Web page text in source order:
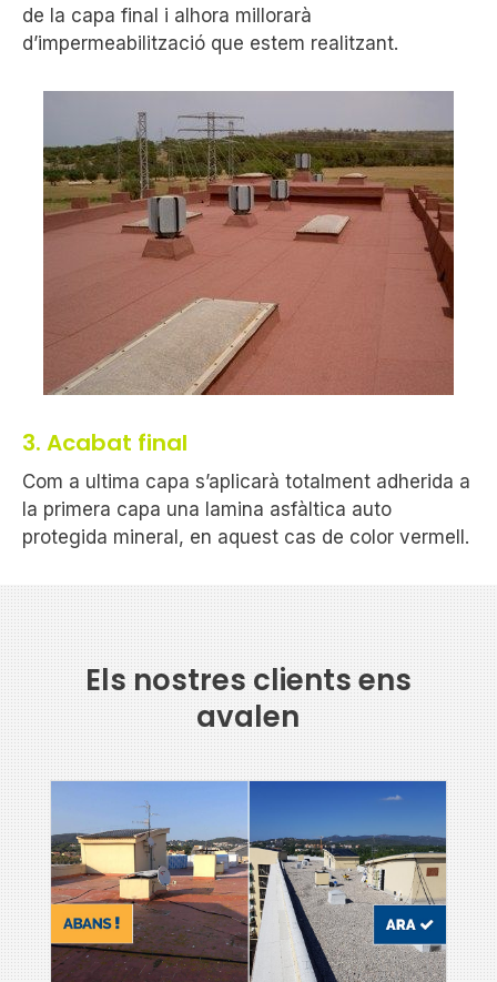
de la capa final i alhora millorarà
d’impermeabilització que estem realitzant.
3. Acabat final
Com a ultima capa s’aplicarà totalment adherida a
la primera capa una lamina asfàltica auto
protegida mineral, en aquest cas de color vermell.
Els nostres clients ens
avalen